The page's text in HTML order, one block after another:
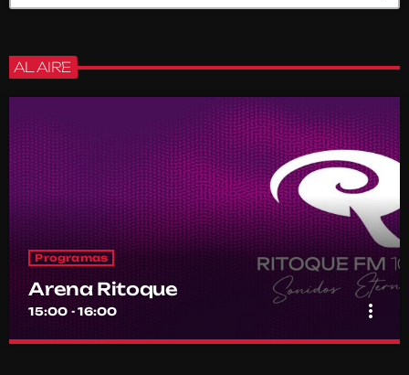
AL AIRE
Programas
Arena Ritoque
15:00 - 16:00 more_vert